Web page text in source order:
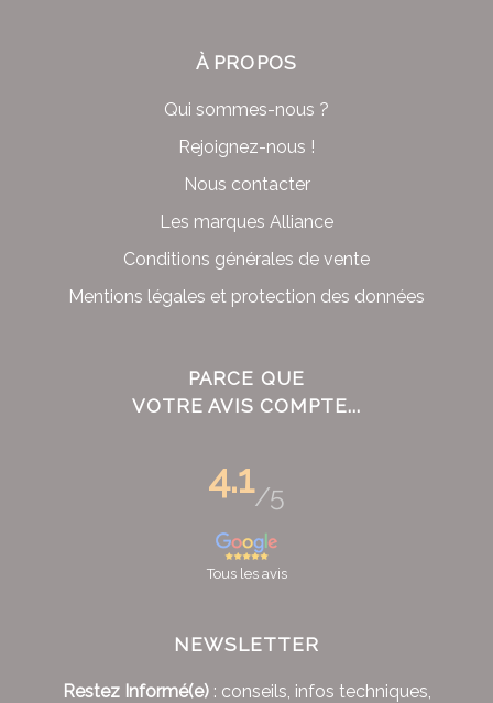
À PROPOS
Qui sommes-nous ?
Rejoignez-nous !
Nous contacter
Les marques Alliance
Conditions générales de vente
Mentions légales et protection des données
PARCE QUE
VOTRE AVIS COMPTE...
4.1/5
Tous les avis
NEWSLETTER
Restez Informé(e): conseils, infos techniques,